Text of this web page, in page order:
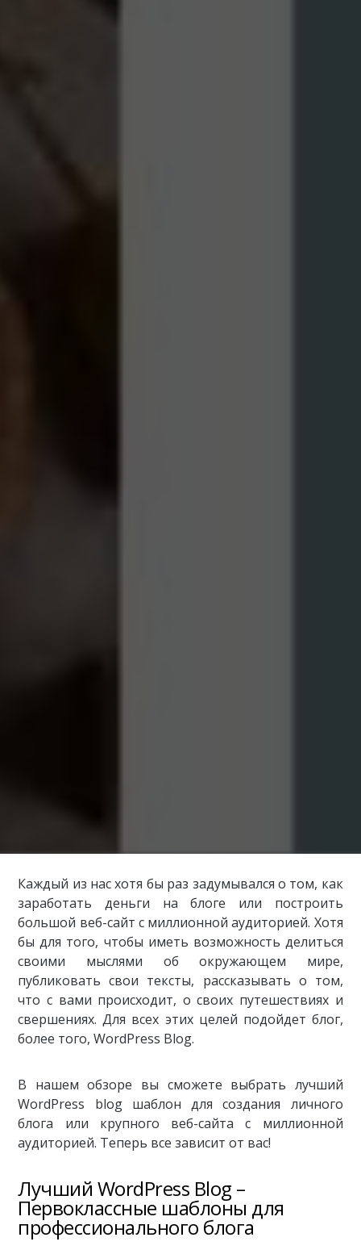
Каждый из нас хотя бы раз задумывался о том, как
заработать деньги на блоге или построить
большой веб-сайт c миллионной аудиторией. Хотя
бы для того, чтобы иметь возможность делиться
своими мыслями об окружающем мире,
публиковать свои тексты, рассказывать о том,
что с вами происходит, о своих путешествиях и
свершениях. Для всех этих целей подойдет блог,
более того, WordPress Blog.
В нашем обзоре вы сможете выбрать лучший
WordPress blog шаблон для создания личного
блога или крупного веб-сайта с миллионной
аудиторией. Теперь все зависит от вас!
Лучший WordPress Blog –
Первоклассные шаблоны для
профессионального блога